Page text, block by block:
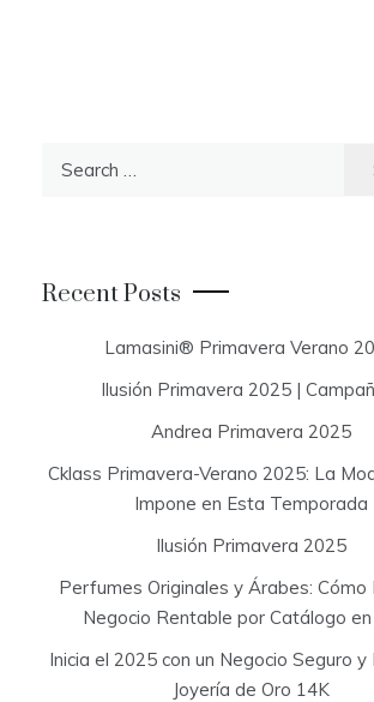
r
:
Recent Posts
Lamasini® Primavera Verano
Ilusión Primavera 2025 |
Andrea Primavera 2025
Cklass Primavera-Verano 2025: La
Impone en Esta Temporada
Ilusión Primavera 2025
Perfumes Originales y Árabes: Cómo
Negocio Rentable por Catálogo
Inicia el 2025 con un Negocio Seguro y
Joyería de Oro 14K